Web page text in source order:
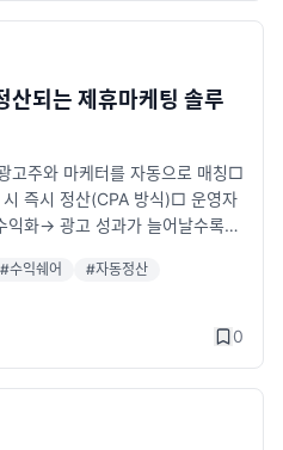
산되는 제휴마케팅 솔루
주와 마케터를 자동으로 매칭□
즉시 정산(CPA 방식)□ 운영자
익화→ 광고 성과가 늘어날수록
입/구매 실시간 통계 대시보드□
운영자 전용 관리자 페이지
께 추천드립니다□ 광고 대행사 /
partners_advertiser/ (test/1
#수익쉐어 #자동정산
0